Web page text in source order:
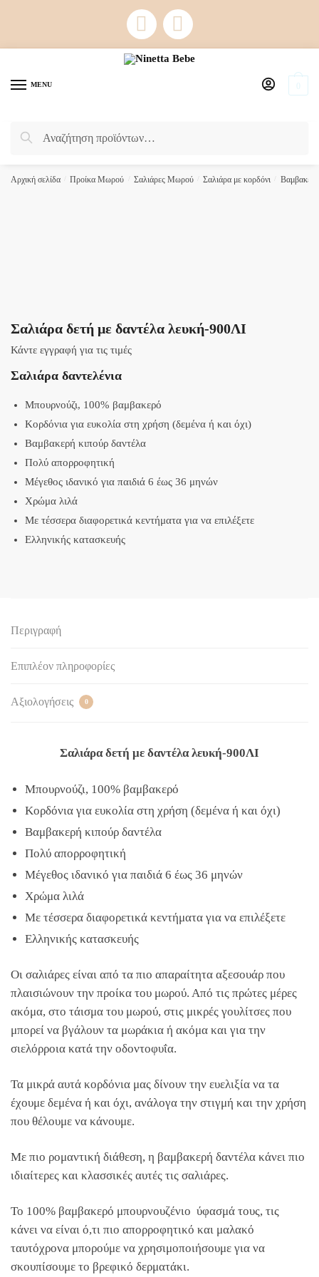
MENU
Αναζήτηση
Αναζήτηση
0
Αρχική σελίδα Προίκα Μωρού Σαλιάρες Μωρού Σαλιάρα με κορδόνι
Σαλιάρα δετή με δαντέλα λευκή-900ΛΙ
Κάντε εγγραφή για τις τιμές
Σαλιάρα δαντελένια
Μπουρνούζι, 100% βαμβακερό
Κορδόνια για ευκολία στη χρήση (δεμένα ή και όχι)
Βαμβακερή κιπούρ δαντέλα
Πολύ απορροφητική
Μέγεθος ιδανικό για παιδιά 6 έως 36 μηνών
Χρώμα λιλά
Με τέσσερα διαφορετικά κεντήματα για να επιλέξετε
Ελληνικής κατασκευής
Περιγραφή
Επιπλέον πληροφορίες
Αξιολογήσεις 0
Σαλιάρα δετή με δαντέλα λευκή-900ΛΙ
Μπουρνούζι, 100% βαμβακερό
Κορδόνια για ευκολία στη χρήση (δεμένα ή και όχι)
Βαμβακερή κιπούρ δαντέλα
Πολύ απορροφητική
Μέγεθος ιδανικό για παιδιά 6 έως 36 μηνών
Χρώμα λιλά
Με τέσσερα διαφορετικά κεντήματα για να επιλέξετε
Ελληνικής κατασκευής
Οι σαλιάρες είναι από τα πιο απαραίτητα αξεσουάρ που
πλαισιώνουν την προίκα του μωρού. Από τις πρώτες μέρες
ακόμα, στο τάισμα του μωρού, στις μικρές γουλίτσες που
μπορεί να βγάλουν τα μωράκια ή ακόμα και για την
σιελόρροια κατά την οδοντοφυΐα.
Τα μικρά αυτά κορδόνια μας δίνουν την ευελιξία να τα
έχουμε δεμένα ή και όχι, ανάλογα την στιγμή και την χρήση
που θέλουμε να κάνουμε.
Με πιο ρομαντική διάθεση, η βαμβακερή δαντέλα κάνει πιο
ιδιαίτερες και κλασσικές αυτές τις σαλιάρες.
Το 100% βαμβακερό μπουρνουζένιο ύφασμά τους, τις
κάνει να είναι ό,τι πιο απορροφητικό και μαλακό
ταυτόχρονα μπορούμε να χρησιμοποιήσουμε για να
σκουπίσουμε το βρεφικό δερματάκι.